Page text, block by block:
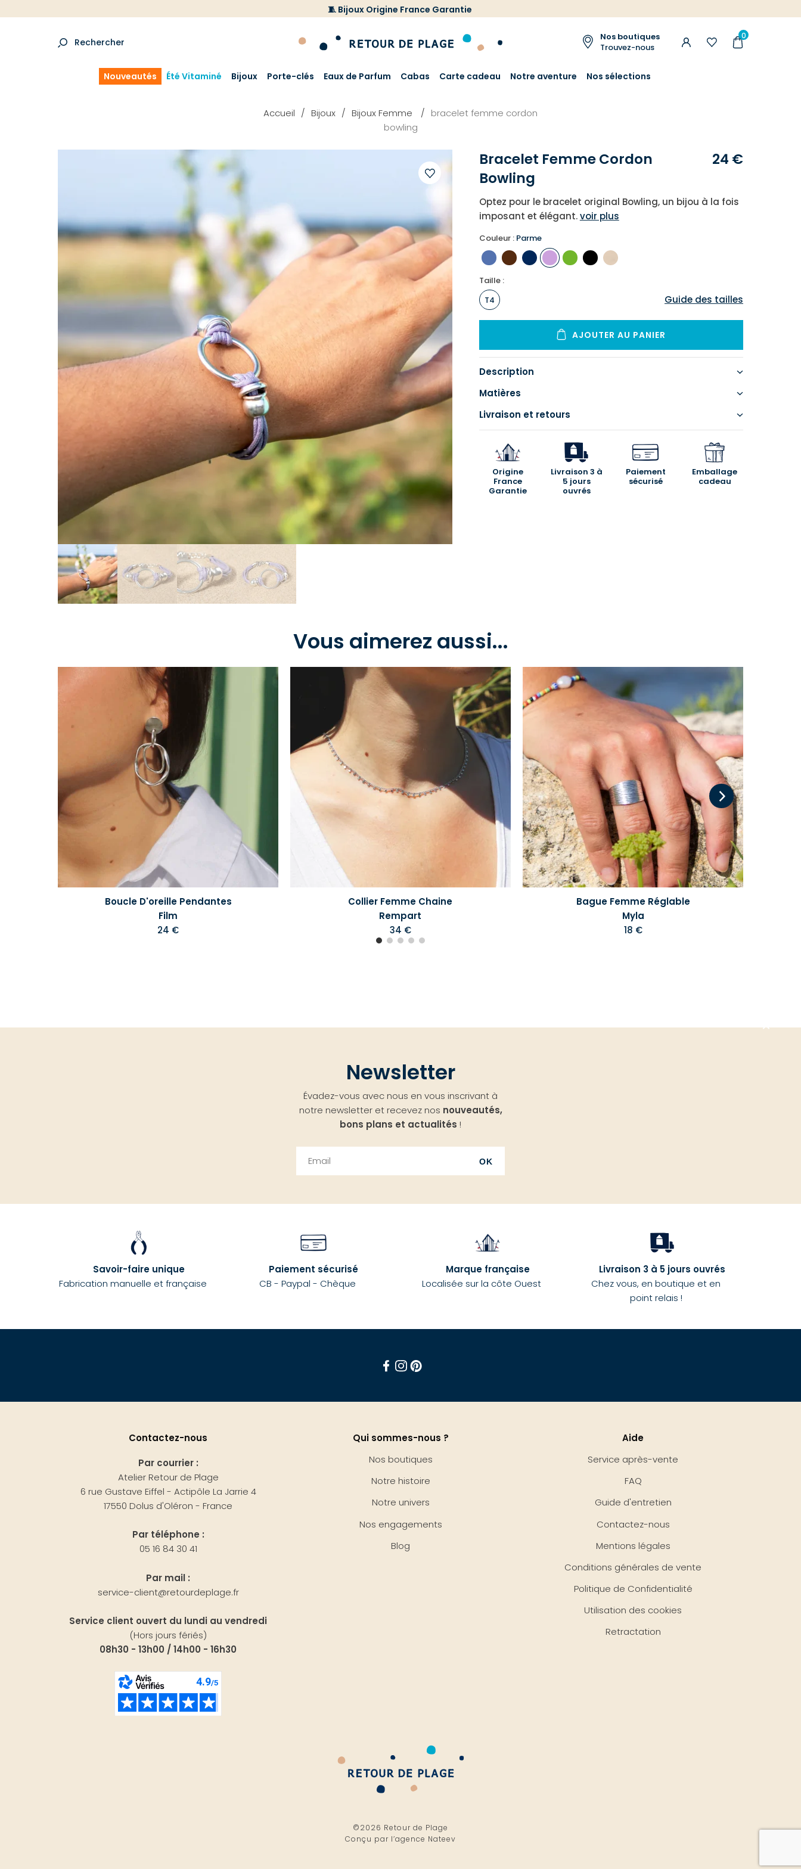
🧵 Bijoux Origine France Garantie
Rechercher
Nos boutiques
Trouvez-nous
0
Nouveautés Été Vitaminé Bijoux Porte-clés Eaux de Parfum Cabas Carte cadeau Notre aventure Nos sélections
Accueil Bijoux Bijoux Femme
bracelet femme cordon
bowling
votre
liste
d'envies
Bracelet Femme Cordon
Bowling
24 €
Optez pour le bracelet original Bowling, un bijou à la fois
imposant et élégant.voir plus
Couleur : Parme
Taille :
T4
Guide des tailles
AJOUTER AU PANIER
Description
Matières
Livraison et retours
Origine
France
Garantie
Livraison 3 à
5 jours
ouvrés
Paiement
sécurisé
Emballage
cadeau
Vous aimerez aussi...
Boucle D'oreille Pendantes
Film
24 €
Collier Femme Chaine
Rempart
34 €
Bague Femme Réglable
Myla
18 €
Newsletter
Évadez-vous avec nous en vous inscrivant à
notre newsletter et recevez nos nouveautés,
bons plans et actualités !
OK
Savoir-faire unique
Fabrication manuelle et française
Paiement sécurisé
CB - Paypal - Chèque
Marque française
Localisée sur la côte Ouest
Livraison 3 à 5 jours ouvrés
Chez vous, en boutique et en
point relais !
Contactez-nous
Par courrier :
Atelier Retour de Plage
6 rue Gustave Eiffel - Actipôle La Jarrie 4
17550 Dolus d'Oléron - France
Par téléphone :
05 16 84 30 41
Par mail :
service-client@retourdeplage.fr
Service client ouvert du lundi au vendredi
(Hors jours fériés)
08h30 - 13h00 / 14h00 - 16h30
Qui sommes-nous ?
Nos boutiques
Notre histoire
Notre univers
Nos engagements
Blog
Aide
Service après-vente
FAQ
Guide d'entretien
Contactez-nous
Mentions légales
Conditions générales de vente
Politique de Confidentialité
Utilisation des cookies
Retractation
©2026 Retour de Plage
Conçu par l’agence Nateev